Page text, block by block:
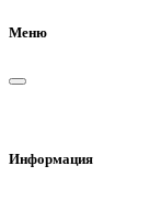
Меню
Информация